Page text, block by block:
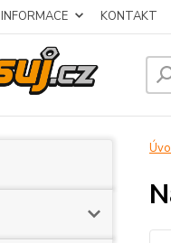
INFORMACE KONTAKT